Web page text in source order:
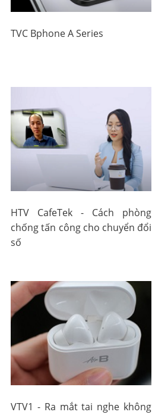
TVC Bphone A Series
HTV CafeTek - Cách phòng
chống tấn công cho chuyển đổi
số
VTV1 - Ra mắt tai nghe không